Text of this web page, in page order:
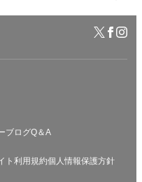
ブログQ＆A
ト利用規約個人情報保護方針